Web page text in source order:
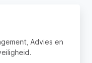
Advies en